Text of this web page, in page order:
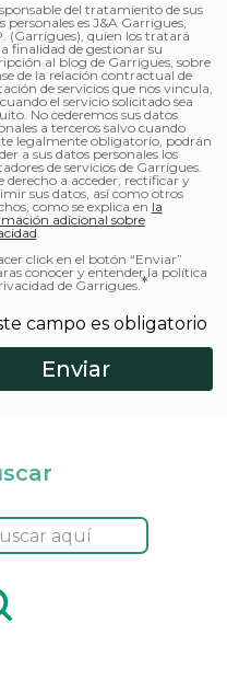
del tratamiento de sus
personales es J&A Garrigues,
finalidad de gestionar su
al blog de Garrigues, sobre
de la relación contractual de
de servicios que nos vincula,
el servicio solicitado sea
No cederemos sus datos
a terceros salvo cuando
legalmente obligatorio, podrán
a sus datos personales los
de servicios de Garrigues.
derecho a acceder, rectificar y
sus datos, así como otros
como se explica en la
adicional sobre
.
click en el botón “Enviar”
conocer y entender la política
de Garrigues.*
campo es obligatorio